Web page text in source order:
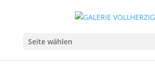
Seite wählen